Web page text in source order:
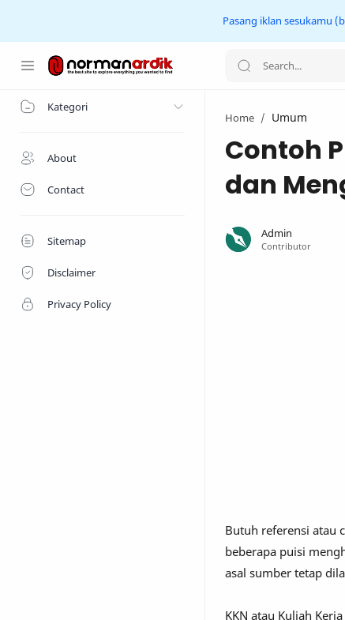
Pasang iklan sesukamu
Home
Kategori
About
Contact
Sitemap
Disclaimer
Privacy Policy
Home Umum
Contoh
dan
Butuh referensi atau
beberapa puisi
asal sumber tetap
KKN atau Kuliah